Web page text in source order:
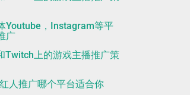
Youtube，Instagram等平
广
Twitch上的游戏主播推广策
人推广哪个平台适合你